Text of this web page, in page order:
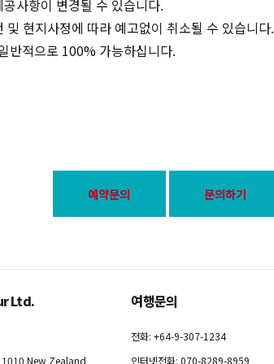
사항이 변경될 수 있습니다.
및 현지사정에 따라 예고없이 취소될 수 있습니다.
반적으로 100% 가능하십니다.
예약문의 문의하기
Ltd.
1010 New Zealand
여행문의
전화: +64-9-307-1234
인터넷전화: 070-8289-8959